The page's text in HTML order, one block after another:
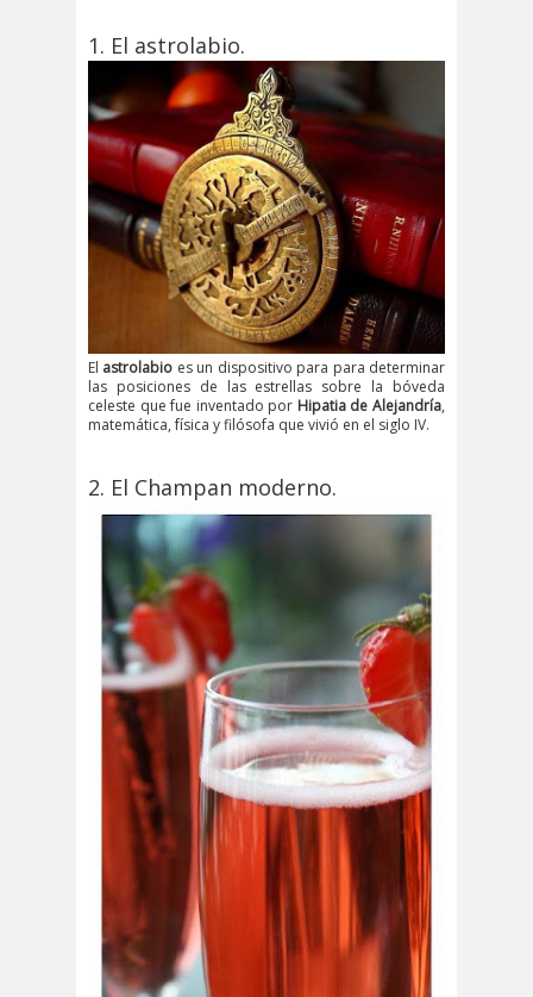
1. El astrolabio.
El astrolabio es un dispositivo para para determinar
las posiciones de las estrellas sobre la bóveda
celeste que fue inventado por Hipatia de Alejandría,
matemática, física y filósofa que vivió en el siglo IV.
2. El Champan moderno.